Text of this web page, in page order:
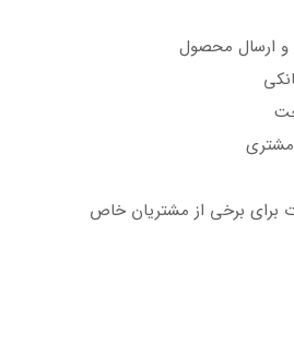
ارسال محصول
مشتری
برای برخی از مشتریان خاص